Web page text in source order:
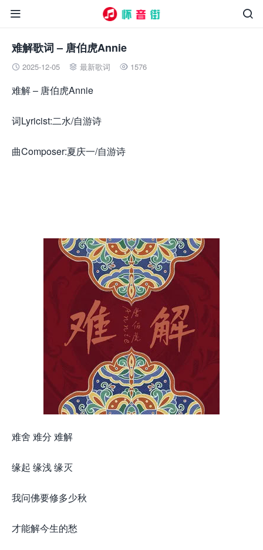


难解歌词 – 唐伯虎Annie
 2025-12-05  最新歌词  1576
难解 – 唐伯虎Annie
词Lyricist:二水/自游诗
曲Composer:夏庆一/自游诗
难舍 难分 难解
缘起 缘浅 缘灭
我问佛要修​多少秋
才能解今生的愁​